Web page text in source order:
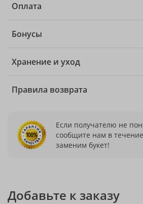
Оплата
Бонусы
Хранение и уход
Правила возврата
Если получателю не
сообщите нам в
заменим букет!
Добавьте к заказу